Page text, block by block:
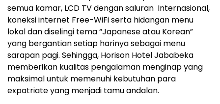
semua kamar, LCD TV dengan saluran Internasional,
koneksi internet Free-WiFi serta hidangan menu
lokal dan diselingi tema “Japanese atau Korean”
yang bergantian setiap harinya sebagai menu
sarapan pagi. Sehingga, Horison Hotel Jababeka
memberikan kualitas pengalaman menginap yang
maksimal untuk memenuhi kebutuhan para
expatriate yang menjadi tamu andalan.